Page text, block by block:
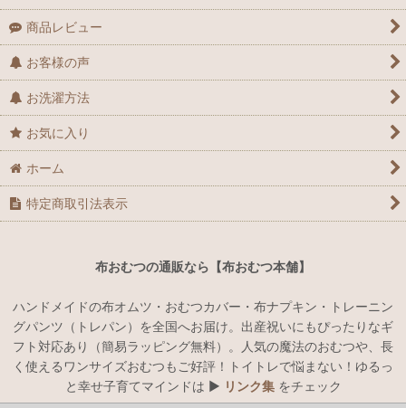
商品レビュー
お客様の声
お洗濯方法
お気に入り
ホーム
特定商取引法表示
布おむつの通販なら【布おむつ本舗】
ハンドメイドの布オムツ・おむつカバー・布ナプキン・トレーニン
グパンツ（トレパン）を全国へお届け。出産祝いにもぴったりなギ
フト対応あり（簡易ラッピング無料）。人気の魔法のおむつや、長
く使えるワンサイズおむつもご好評！トイトレで悩まない！ゆるっ
と幸せ子育てマインドは ▶︎ リンク集をチェック